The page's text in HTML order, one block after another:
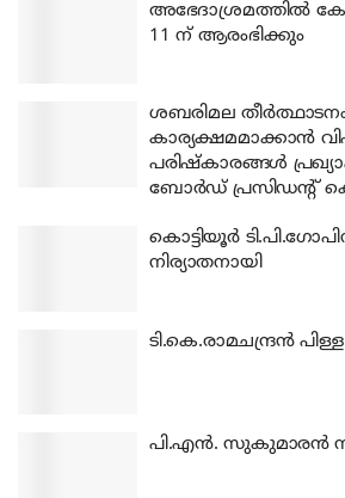
അഭേദാശ്രമത്തില്‍
11 ന് ആരംഭിക്കും
ശബരിമല
കാര്യക്ഷമമാക്കാന്‍
പരിഷ്‌കാരങ്ങള്‍
ബോര്‍ഡ് പ്രസിഡന്റ്
കൊട്ടിയൂര്‍
നിര്യാതനായി
ടി.കെ.രാമചന്ദ്രന്‍
പി.എന്‍. സുകുമാരന്‍